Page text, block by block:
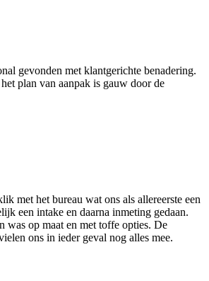
gevonden met klantgerichte benadering.
plan van aanpak is gauw door de
met het bureau wat ons als allereerste een
een intake en daarna inmeting gedaan.
was op maat en met toffe opties. De
ons in ieder geval nog alles mee.